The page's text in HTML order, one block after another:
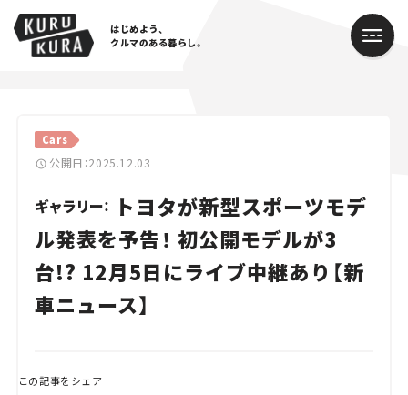
はじめよう、
クルマのある暮らし。
Cars
公開日：2025.12.03
ギャラリー： トヨタが新型スポーツモデ
ル発表を予告！ 初公開モデルが3
台!? 12月5日にライブ中継あり【新
車ニュース】
この記事をシェア
Cars
Lifestyle
Traffic
Special
Campaign